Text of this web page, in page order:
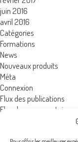
juin 2016
avril 2016
Catégories
Formations
News
Nouveaux produits
Méta
Connexion
Flux des publications
Flux des commentaires